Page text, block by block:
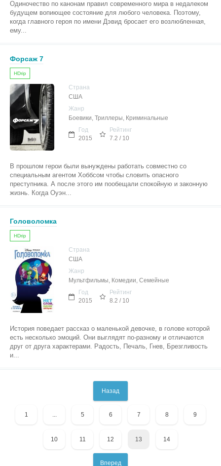
Одиночество по канонам правил современного мира в недалеком
будущем вопиющее состояние для любого человека. Поэтому,
когда главного героя по имени Дэвид бросает его возлюбленная,
ему...
Форсаж 7
HDrip
Страна
США
Жанр
Боевики, Триллеры, Криминальные
Год
2015
Рейтинг
7.2 / 10
В прошлом герои были вынуждены работать совместно со
специальным агентом Хоббсом чтобы словить опасного
преступника. А после этого им пообещали спокойную и законную
жизнь. Когда Оуэн...
Головоломка
HDrip
Страна
США
Жанр
Мультфильмы, Комедии, Семейные
Год
2015
Рейтинг
8.2 / 10
История поведает рассказ о маленькой девочке, в голове которой
есть несколько эмоций. Они выглядят по-разному и отличаются
друг от друга характерами. Радость, Печаль, Гнев, Брезгливость
и...
Назад
1 ... 5 6 7 8 9
10 11 12 13 14
Вперед